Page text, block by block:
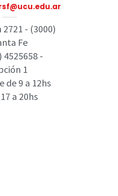
- (3000)
Fe
4525658 -
1
de 9 a 12hs
a 20hs